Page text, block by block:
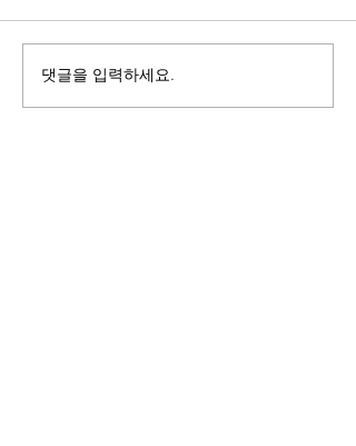
부산경남 행정통합 시도민 7
차 토론회가 부산도서관(서부
댓글을 입력하세요.